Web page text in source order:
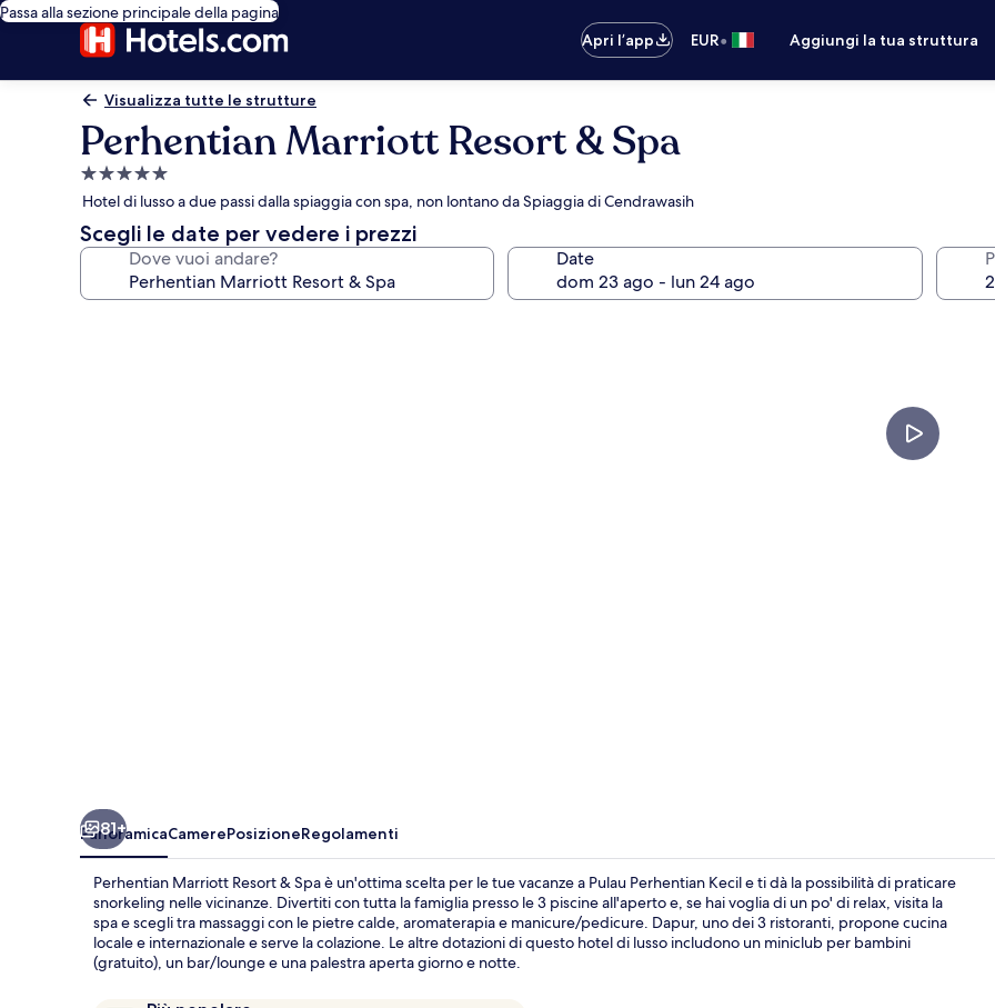
Passa alla sezione principale della pagina
Apri l’app
EUR• Aggiungi la tua struttura
Visualizza tutte le strutture
Perhentian Marriott Resort & Spa
Struttura
a
5.0
stelle
Hotel di lusso a due passi dalla spiaggia con spa, non lontano da Spiaggia di Cendrawasih
Scegli le date per vedere i prezzi
Dove vuoi andare? Date
81+
PanoramicaCamerePosizioneRegolamenti
Perhentian Marriott Resort & Spa è un'ottima scelta per le tue vacanze a Pulau Perhentian Kecil e ti dà la possibilità di praticare
snorkeling nelle vicinanze. Divertiti con tutta la famiglia presso le 3 piscine all'aperto e, se hai voglia di un po' di relax, visita la
spa e scegli tra massaggi con le pietre calde, aromaterapia e manicure/pedicure. Dapur, uno dei 3 ristoranti, propone cucina
locale e internazionale e serve la colazione. Le altre dotazioni di questo hotel di lusso includono un miniclub per bambini
(gratuito), un bar/lounge e una palestra aperta giorno e notte.